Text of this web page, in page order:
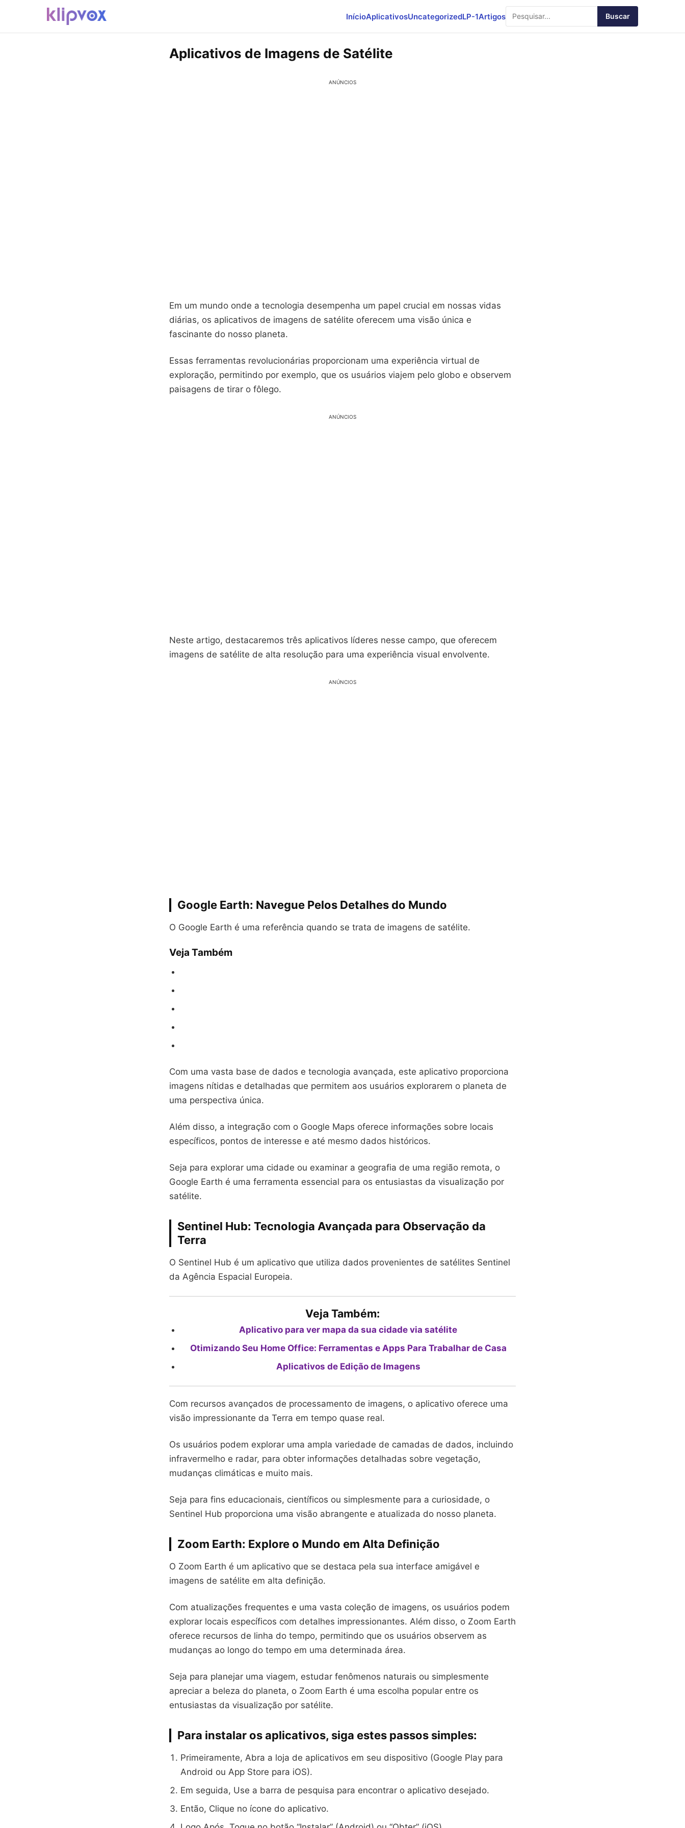
InícioAplicativosUncategorizedLP-1Artigos Buscar
Aplicativos de Imagens de Satélite
ANÚNCIOS
Em um mundo onde a tecnologia desempenha um papel crucial em nossas vidas
diárias, os aplicativos de imagens de satélite oferecem uma visão única e
fascinante do nosso planeta.
Essas ferramentas revolucionárias proporcionam uma experiência virtual de
exploração, permitindo por exemplo, que os usuários viajem pelo globo e observem
paisagens de tirar o fôlego.
ANÚNCIOS
Neste artigo, destacaremos três aplicativos líderes nesse campo, que oferecem
imagens de satélite de alta resolução para uma experiência visual envolvente.
ANÚNCIOS
Google Earth: Navegue Pelos Detalhes do Mundo
O Google Earth é uma referência quando se trata de imagens de satélite.
Veja Também
Com uma vasta base de dados e tecnologia avançada, este aplicativo proporciona
imagens nítidas e detalhadas que permitem aos usuários explorarem o planeta de
uma perspectiva única.
Além disso, a integração com o Google Maps oferece informações sobre locais
específicos, pontos de interesse e até mesmo dados históricos.
Seja para explorar uma cidade ou examinar a geografia de uma região remota, o
Google Earth é uma ferramenta essencial para os entusiastas da visualização por
satélite.
Sentinel Hub: Tecnologia Avançada para Observação da
Terra
O Sentinel Hub é um aplicativo que utiliza dados provenientes de satélites Sentinel
da Agência Espacial Europeia.
Veja Também:
Aplicativo para ver mapa da sua cidade via satélite
Otimizando Seu Home Office: Ferramentas e Apps Para Trabalhar de Casa
Aplicativos de Edição de Imagens
Com recursos avançados de processamento de imagens, o aplicativo oferece uma
visão impressionante da Terra em tempo quase real.
Os usuários podem explorar uma ampla variedade de camadas de dados, incluindo
infravermelho e radar, para obter informações detalhadas sobre vegetação,
mudanças climáticas e muito mais.
Seja para fins educacionais, científicos ou simplesmente para a curiosidade, o
Sentinel Hub proporciona uma visão abrangente e atualizada do nosso planeta.
Zoom Earth: Explore o Mundo em Alta Definição
O Zoom Earth é um aplicativo que se destaca pela sua interface amigável e
imagens de satélite em alta definição.
Com atualizações frequentes e uma vasta coleção de imagens, os usuários podem
explorar locais específicos com detalhes impressionantes. Além disso, o Zoom Earth
oferece recursos de linha do tempo, permitindo que os usuários observem as
mudanças ao longo do tempo em uma determinada área.
Seja para planejar uma viagem, estudar fenômenos naturais ou simplesmente
apreciar a beleza do planeta, o Zoom Earth é uma escolha popular entre os
entusiastas da visualização por satélite.
Para instalar os aplicativos, siga estes passos simples:
Primeiramente, Abra a loja de aplicativos em seu dispositivo (Google Play para
Android ou App Store para iOS).
Em seguida, Use a barra de pesquisa para encontrar o aplicativo desejado.
Então, Clique no ícone do aplicativo.